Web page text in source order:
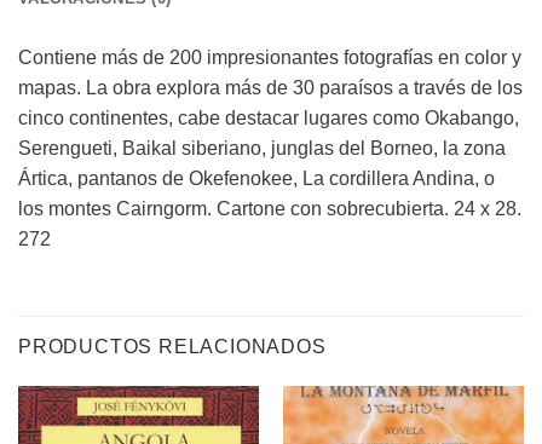
Contiene más de 200 impresionantes fotografías en color y
mapas. La obra explora más de 30 paraísos a través de los
cinco continentes, cabe destacar lugares como Okabango,
Serengueti, Baikal siberiano, junglas del Borneo, la zona
Ártica, pantanos de Okefenokee, La cordillera Andina, o
los montes Cairngorm. Cartone con sobrecubierta. 24 x 28.
272
PRODUCTOS RELACIONADOS